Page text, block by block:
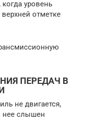
уровень
верхней отметке
ПЕРЕДАЧ В
не двигается,
нее слышен